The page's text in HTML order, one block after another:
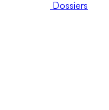
Dossiers